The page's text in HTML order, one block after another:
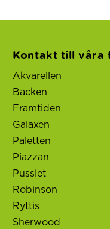
Kontakt till våra
Akvarellen
Backen
Framtiden
Galaxen
Paletten
Piazzan
Pusslet
Robinson
Ryttis
Sherwood